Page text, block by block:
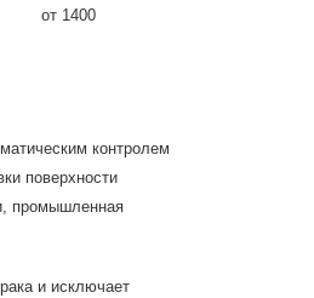
от 1400
контролем
поверхности
промышленная
и исключает